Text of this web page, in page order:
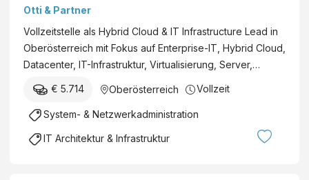
Führung (m/w/d)
Otti & Partner
Vollzeitstelle als Hybrid Cloud & IT Infrastructure Lead in
Oberösterreich mit Fokus auf Enterprise-IT, Hybrid Cloud,
Datacenter, IT-Infrastruktur, Virtualisierung, Server,…
€ 5.714 Oberösterreich Vollzeit
System- & Netzwerkadministration
IT Architektur & Infrastruktur